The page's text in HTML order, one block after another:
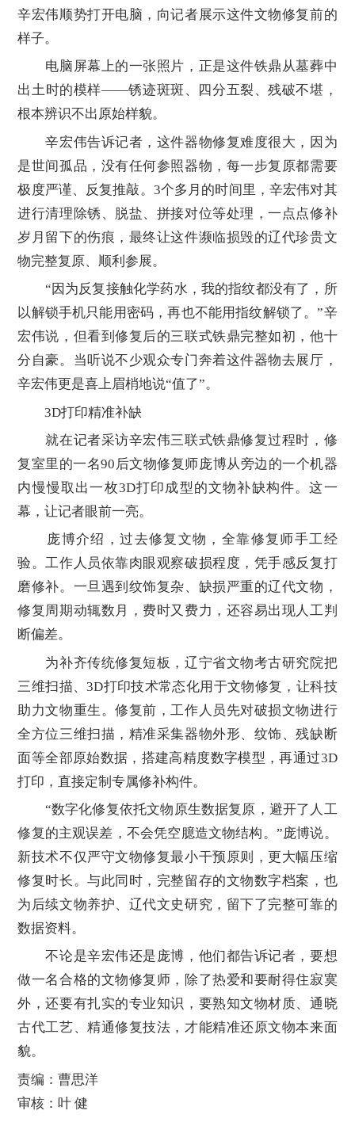
辛宏伟顺势打开电脑，向记者展示这件文物修复前的
样子。
电脑屏幕上的一张照片，正是这件铁鼎从墓葬中
出土时的模样——锈迹斑斑、四分五裂、残破不堪，
根本辨识不出原始样貌。
辛宏伟告诉记者，这件器物修复难度很大，因为
是世间孤品，没有任何参照器物，每一步复原都需要
极度严谨、反复推敲。3个多月的时间里，辛宏伟对其
进行清理除锈、脱盐、拼接对位等处理，一点点修补
岁月留下的伤痕，最终让这件濒临损毁的辽代珍贵文
物完整复原、顺利参展。
“因为反复接触化学药水，我的指纹都没有了，所
以解锁手机只能用密码，再也不能用指纹解锁了。”辛
宏伟说，但看到修复后的三联式铁鼎完整如初，他十
分自豪。当听说不少观众专门奔着这件器物去展厅，
辛宏伟更是喜上眉梢地说“值了”。
3D打印精准补缺
就在记者采访辛宏伟三联式铁鼎修复过程时，修
复室里的一名90后文物修复师庞博从旁边的一个机器
内慢慢取出一枚3D打印成型的文物补缺构件。这一
幕，让记者眼前一亮。
庞博介绍，过去修复文物，全靠修复师手工经
验。工作人员依靠肉眼观察破损程度，凭手感反复打
磨修补。一旦遇到纹饰复杂、缺损严重的辽代文物，
修复周期动辄数月，费时又费力，还容易出现人工判
断偏差。
为补齐传统修复短板，辽宁省文物考古研究院把
三维扫描、3D打印技术常态化用于文物修复，让科技
助力文物重生。修复前，工作人员先对破损文物进行
全方位三维扫描，精准采集器物外形、纹饰、残缺断
面等全部原始数据，搭建高精度数字模型，再通过3D
打印，直接定制专属修补构件。
“数字化修复依托文物原生数据复原，避开了人工
修复的主观误差，不会凭空臆造文物结构。”庞博说。
新技术不仅严守文物修复最小干预原则，更大幅压缩
修复时长。与此同时，完整留存的文物数字档案，也
为后续文物养护、辽代文史研究，留下了完整可靠的
数据资料。
不论是辛宏伟还是庞博，他们都告诉记者，要想
做一名合格的文物修复师，除了热爱和要耐得住寂寞
外，还要有扎实的专业知识，要熟知文物材质、通晓
古代工艺、精通修复技法，才能精准还原文物本来面
貌。
责编：曹思洋
审核：叶 健